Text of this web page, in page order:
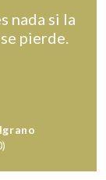
nada si la
pierde.